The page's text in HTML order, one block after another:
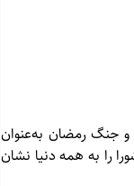
و جنگ رمضان به‌عنوان
را به همه دنیا نشان